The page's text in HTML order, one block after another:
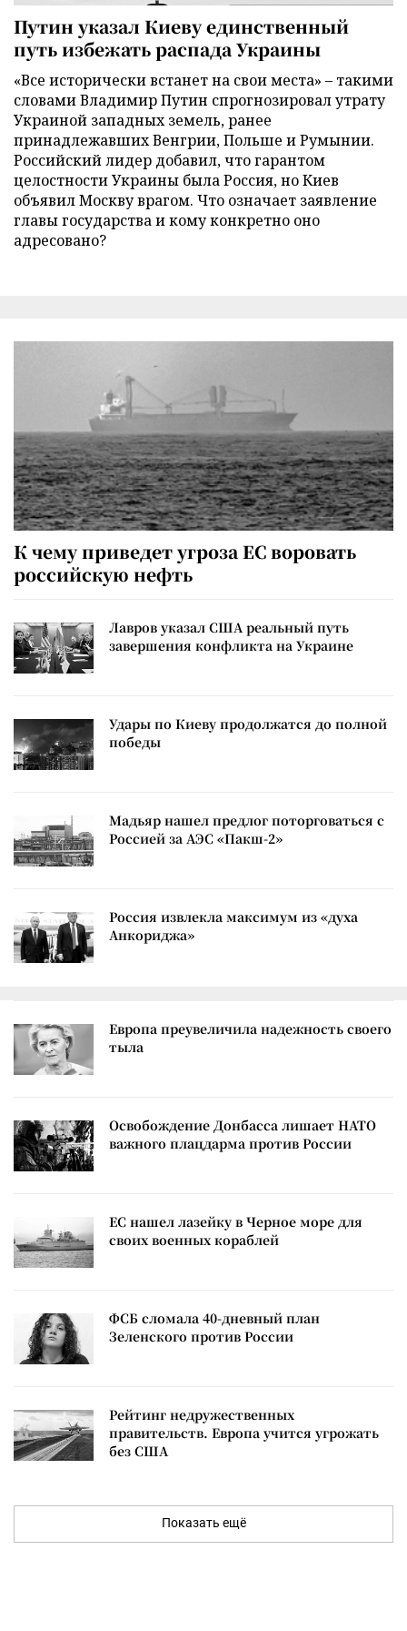
Путин указал Киеву единственный
путь избежать распада Украины
«Все исторически встанет на свои места» – такими
словами Владимир Путин спрогнозировал утрату
Украиной западных земель, ранее
принадлежавших Венгрии, Польше и Румынии.
Российский лидер добавил, что гарантом
целостности Украины была Россия, но Киев
объявил Москву врагом. Что означает заявление
главы государства и кому конкретно оно
адресовано?
К чему приведет угроза ЕС воровать
российскую нефть
Лавров указал США реальный путь
завершения конфликта на Украине
Удары по Киеву продолжатся до полной
победы
Мадьяр нашел предлог поторговаться с
Россией за АЭС «Пакш-2»
Россия извлекла максимум из «духа
Анкориджа»
Европа преувеличила надежность своего
тыла
Освобождение Донбасса лишает НАТО
важного плацдарма против России
ЕС нашел лазейку в Черное море для
своих военных кораблей
ФСБ сломала 40-дневный план
Зеленского против России
Рейтинг недружественных
правительств. Европа учится угрожать
без США
Показать ещё